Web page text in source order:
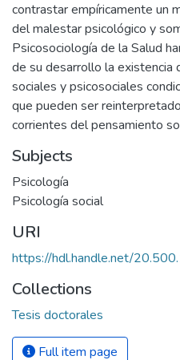
contrastar empíricamente un
del malestar psicológico y
Psicosociología de la Salud
de su desarrollo la existencia
sociales y psicosociales
que pueden ser
corrientes del pensamiento
Subjects
Psicología
Psicología social
URI
https://hdl.handle.net/
Collections
Tesis doctorales
Full item page